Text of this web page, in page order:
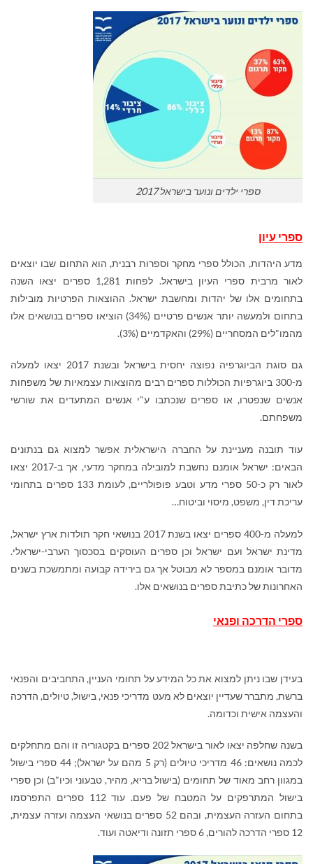
ספרי ילדים ונוער בישראל 2017
ספרי עיון
מדע היהדות, הכולל ספרי מחקר וספרות רבנית, הוא התחום שבו יוצאים
לאור מרבית ספרי העיון בישראל. לפחות 1,281 ספרים יצאו השנה
בתחומים אלו של יהדות ומחשבת ישראל. ההוצאות הפרטיות מובילות
בתחום ולמעשה יותר אנשים פרטיים (34%) הוציאו ספרים בנושאים אלו
מהמו"לים המסחריים (29%) והאקדמיים (3%).
גם סוגת הביוגרפיה נפוצה יחסית בישראל ובשנת 2017 יצאו למעלה
מ-300 ביוגרפיות הכוללות ספרים רבים מהוצאות עצמאיות של משפחות
אנשים שנפטרו, או ספרים שנכתבו ע"י אנשים המתעדים את שורשי
משפחתם.
עוד תובנה מעניינת על החברה הישראלית אפשר למצוא גם בנתונים
הבאים: ישראל אומנם נחשבת למובילה במחקר מדעי, אך ב-2017 יצאו
לאור רק כ-50 ספרי מדע וטבע פופולריים, לעומת 133 ספרים בתחומי
עריכת דין, משפט, מיסוי וביטוח…
למעלה מ-400 ספרים יצאו בשנת 2017 בנושאי חקר תולדות ארץ ישראל,
מדינת ישראל ועם ישראל וכן ספרים העוסקים בסכסוך הערבי-ישראלי.
מדובר אומנם במספר לא מבוטל אך גם בירידה קבועה ומתמשכת בשנים
האחרונות של כתיבת ספרים בנושאים אלו.
ספרי הדרכה ופנאי
בעידן שבו ניתן למצוא את כל המידע על תחומי העניין, התחביבים והפנאי
ברשת, מתברר שעדיין יוצאים לא מעט מדריכי פנאי, בישול, טיולים, הדרכה
והעצמה אישית וכדומה.
בשנה שחלפה יצאו לאור בישראל 202 ספרים בקטגוריה זו והם מתחלקים
לכמה נושאים: 46 מדריכי טיולים (רק 5 מהם על ישראל); 44 ספרי בישול
במגוון רחב מאוד של תחומים (בישול בריא, מהיר, טבעוני וכיו"ב) וכן ספרי
בישול המתרפקים על המטבח של פעם. עוד 112 ספרים התפרסמו
בתחום העזרה העצמית, ובהם 52 ספרים בנושאי העצמה ועזרה עצמית,
12 ספרי הדרכה להורים, 6 ספרי תזונה ודיאטה ועוד.